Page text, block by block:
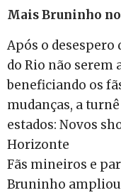
Mais Bruninho
Após o desespero
do Rio não serem
beneficiando os
mudanças, a
estados: Novos
Horizonte
Fãs mineiros e
Bruninho ampliou